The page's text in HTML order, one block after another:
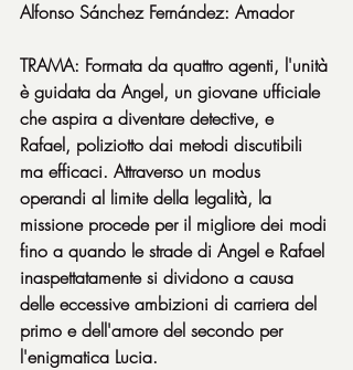
Alfonso Sánchez Fernández: Amador
TRAMA: Formata da quattro agenti, l'unità
è guidata da Angel, un giovane ufficiale
che aspira a diventare detective, e
Rafael, poliziotto dai metodi discutibili
ma efficaci. Attraverso un modus
operandi al limite della legalità, la
missione procede per il migliore dei modi
fino a quando le strade di Angel e Rafael
inaspettatamente si dividono a causa
delle eccessive ambizioni di carriera del
primo e dell'amore del secondo per
l'enigmatica Lucia.